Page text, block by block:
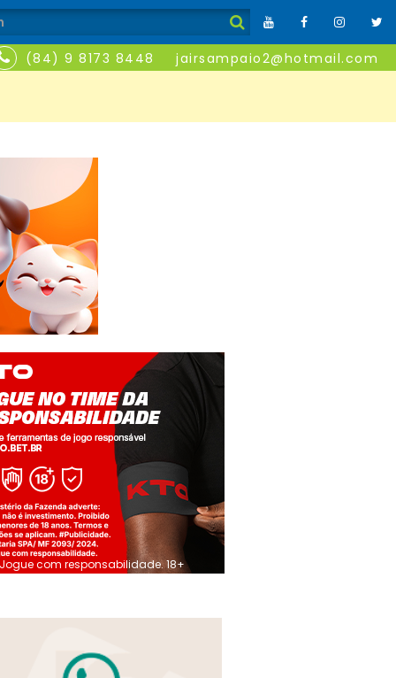
(84) 9 8173 8448 jairsampaio2@hotmail.com
Jogue com responsabilidade. 18+